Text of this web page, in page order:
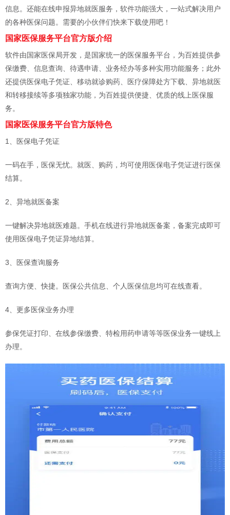
信息。还能在线申报异地就医服务，软件功能强大，一站式解决用户
的各种医保问题。需要的小伙伴们快来下载使用吧！
国家医保服务平台官方版介绍
软件由国家医保局开发，是国家统一的医保服务平台，为百姓提供参
保缴费、信息查询、待遇申请、业务经办等多种实用功能服务；此外
还提供医保电子凭证、移动就诊购药、医疗保障处方下载、异地就医
和转移接续等多项独家功能，为百姓提供便捷、优质的线上医保服
务。
国家医保服务平台官方版特色
1、医保电子凭证
一码在手，医保无忧。就医、购药，均可使用医保电子凭证进行医保
结算。
2、异地就医备案
一键解决异地就医难题。手机在线进行异地就医备案，备案完成即可
使用医保电子凭证异地结算。
3、医保查询服务
查询方便、快捷。医保公共信息、个人医保信息均可在线查看。
4、更多医保业务办理
参保凭证打印、在线参保缴费、特检用药申请等等医保业务一键线上
办理。